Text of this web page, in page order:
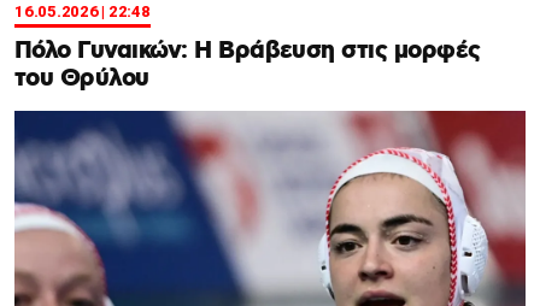
16.05.2026 | 22:48
Πόλο Γυναικών: Η Βράβευση στις μορφές
του Θρύλου